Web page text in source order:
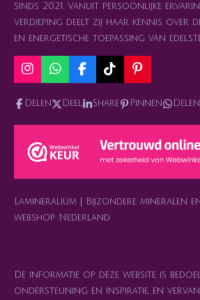
sinds 2021. Vanuit persoonlijke
verdieping deelt zij haar kennis over
en energetische toepassing van
I
s
a
r
a
W
a
t
s
p
p
F
c
b
T
k
o
P
n
e
e
s
Delen Deel Share Pinnen Delen
Lamineralium | Bijzondere mineralen
webshop Nederland
De informatie op deze website is
ondersteuning en inspiratie, en